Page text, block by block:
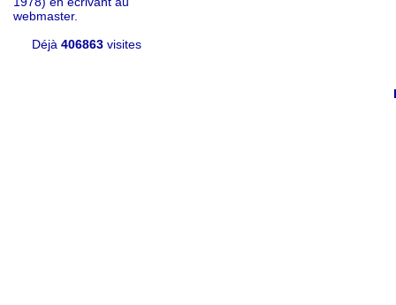
webmaster.
Déjà 406863 visites